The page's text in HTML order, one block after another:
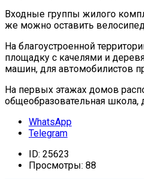
Входные группы жилого
же можно оставить
На благоустроенной
площадку с качелями и
машин, для автомобилистов
На первых этажах домов
общеобразовательная
WhatsApp
Telegram
ID: 25623
Просмотры: 88